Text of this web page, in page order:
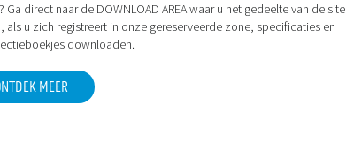
direct naar de DOWNLOAD AREA waar u het gedeelte van de site
u zich registreert in onze gereserveerde zone, specificaties en
downloaden.
MEER